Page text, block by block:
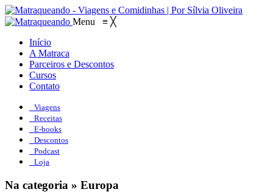
Menu ≡ ╳
Início
A Matraca
Parceiros e Descontos
Cursos
Contato
Viagens
Receitas
E-books
Descontos
Podcast
Loja
Na categoria » Europa